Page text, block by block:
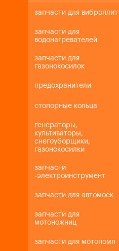
запчасти для виброплит
запчасти для
водонагревателей
запчасти для
газонокосилок
предохранители
стопорные кольца
генераторы,
культиваторы,
снегоуборщики,
газонокосилки
запчасти
-электроинструмент
запчасти для автомоек
запчасти для
мотоножниц
запчасти для мотопомп